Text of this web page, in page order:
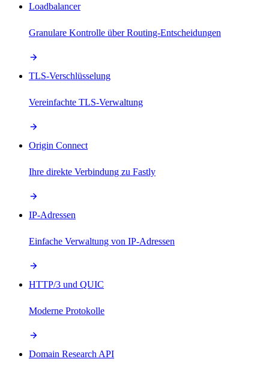
Loadbalancer
Granulare Kontrolle über Routing-Entscheidungen
TLS-Verschlüsselung
Vereinfachte TLS-Verwaltung
Origin Connect
Ihre direkte Verbindung zu Fastly
IP-Adressen
Einfache Verwaltung von IP-Adressen
HTTP/3 und QUIC
Moderne Protokolle
Domain Research API